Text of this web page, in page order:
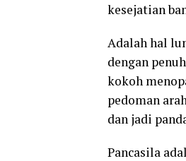
kesejatian
Adalah hal
dengan
kokoh
pedoman
dan jadi
Pancasila